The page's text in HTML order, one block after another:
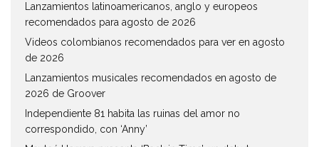
Lanzamientos latinoamericanos, anglo y europeos
recomendados para agosto de 2026
Videos colombianos recomendados para ver en agosto
de 2026
Lanzamientos musicales recomendados en agosto de
2026 de Groover
Independiente 81 habita las ruinas del amor no
correspondido, con ‘Anny’